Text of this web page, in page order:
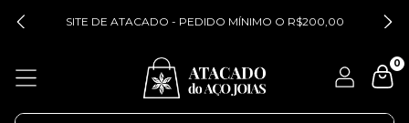
SITE DE ATACADO - PEDIDO MÍNIMO O R$200,00
0